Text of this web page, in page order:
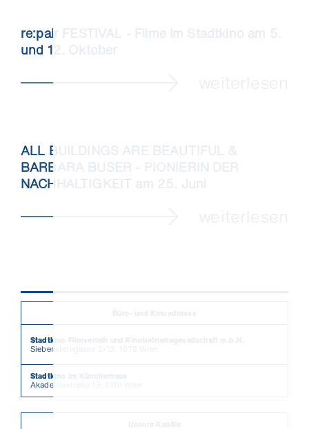
re:pair FESTIVAL - Filme im Stadtkino am 5.
und 12. Oktober
ALL BUILDINGS ARE BEAUTIFUL &
BARBARA BUSER - PIONIERIN DER
NACHHALTIGKEIT am 25. Juni
Stadtkino Filmverleih und Kinobetriebsgesellschaft m.b.H.
Siebensterngasse 2/12, 1070 Wien
Stadtkino im Künstlerhaus
Akademiestraße 13, 1010 Wien